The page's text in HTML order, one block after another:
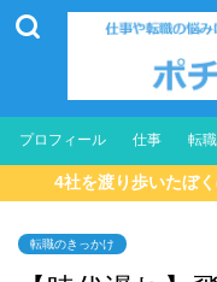
プロフィール 仕事 転職
4社を渡り歩いたぼ
転職のきっかけ